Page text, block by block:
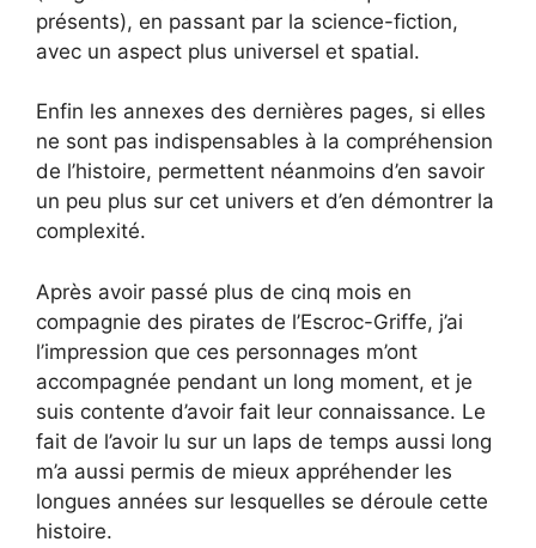
présents), en passant par la science-fiction,
avec un aspect plus universel et spatial.
Enfin les annexes des dernières pages, si elles
ne sont pas indispensables à la compréhension
de l’histoire, permettent néanmoins d’en savoir
un peu plus sur cet univers et d’en démontrer la
complexité.
Après avoir passé plus de cinq mois en
compagnie des pirates de l’Escroc-Griffe, j’ai
l’impression que ces personnages m’ont
accompagnée pendant un long moment, et je
suis contente d’avoir fait leur connaissance. Le
fait de l’avoir lu sur un laps de temps aussi long
m’a aussi permis de mieux appréhender les
longues années sur lesquelles se déroule cette
histoire.